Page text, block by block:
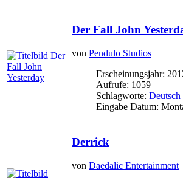
Der Fall John
von Pendulo Studios
Erscheinungsjahr:
Aufrufe: 1059
Schlagworte: Deutsch
Eingabe Datum:
Derrick
von Daedalic Entertainment